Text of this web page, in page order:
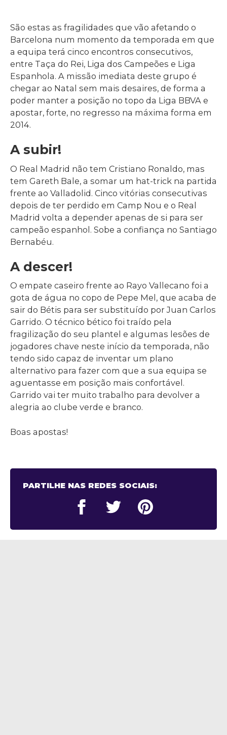
São estas as fragilidades que vão afetando o
Barcelona num momento da temporada em que
a equipa terá cinco encontros consecutivos,
entre Taça do Rei, Liga dos Campeões e Liga
Espanhola. A missão imediata deste grupo é
chegar ao Natal sem mais desaires, de forma a
poder manter a posição no topo da Liga BBVA e
apostar, forte, no regresso na máxima forma em
2014.
A subir!
O Real Madrid não tem Cristiano Ronaldo, mas
tem Gareth Bale, a somar um hat-trick na partida
frente ao Valladolid. Cinco vitórias consecutivas
depois de ter perdido em Camp Nou e o Real
Madrid volta a depender apenas de si para ser
campeão espanhol. Sobe a confiança no Santiago
Bernabéu.
A descer!
O empate caseiro frente ao Rayo Vallecano foi a
gota de água no copo de Pepe Mel, que acaba de
sair do Bétis para ser substituído por Juan Carlos
Garrido. O técnico bético foi traído pela
fragilização do seu plantel e algumas lesões de
jogadores chave neste início da temporada, não
tendo sido capaz de inventar um plano
alternativo para fazer com que a sua equipa se
aguentasse em posição mais confortável.
Garrido vai ter muito trabalho para devolver a
alegria ao clube verde e branco.
Boas apostas!
PARTILHE NAS REDES SOCIAIS: